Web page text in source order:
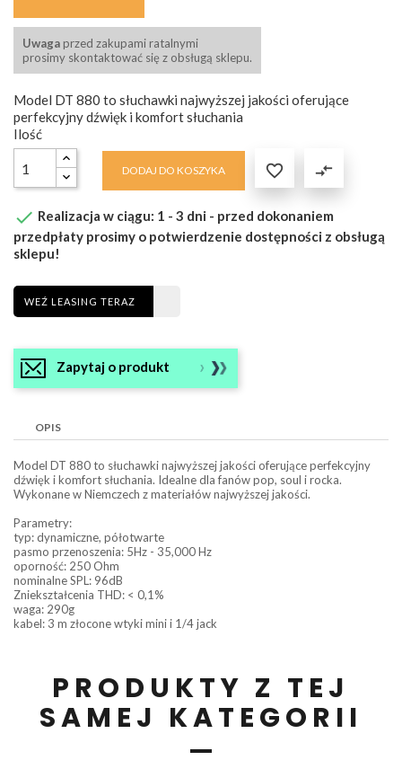
Uwaga przed zakupami ratalnymi
prosimy skontaktować się z obsługą sklepu.
Model DT 880 to słuchawki najwyższej jakości oferujące
perfekcyjny dźwięk i komfort słuchania
Ilość
DODAJ DO KOSZYKA  compare_arrows
 Realizacja w ciągu: 1 - 3 dni - przed dokonaniem
przedpłaty prosimy o potwierdzenie dostępności z obsługą
sklepu!
WEŹ LEASING TERAZ
Zapytaj o produkt
OPIS
Model DT 880 to słuchawki najwyższej jakości oferujące perfekcyjny
dźwięk i komfort słuchania. Idealne dla fanów pop, soul i rocka.
Wykonane w Niemczech z materiałów najwyższej jakości.
Parametry:
typ: dynamiczne, półotwarte
pasmo przenoszenia: 5Hz - 35,000 Hz
oporność: 250 Ohm
nominalne SPL: 96dB
Zniekształcenia THD: < 0,1%
waga: 290g
kabel: 3 m złocone wtyki mini i 1/4 jack
PRODUKTY Z TEJ
SAMEJ KATEGORII